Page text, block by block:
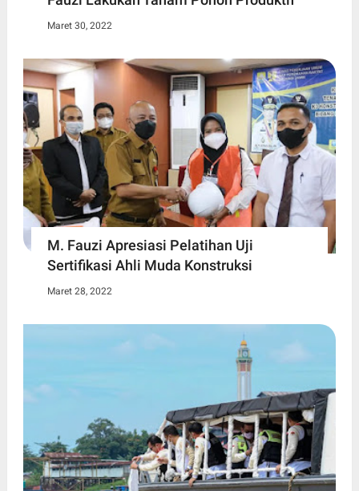
Maret 30, 2022
M. Fauzi Apresiasi Pelatihan Uji
Sertifikasi Ahli Muda Konstruksi
Maret 28, 2022